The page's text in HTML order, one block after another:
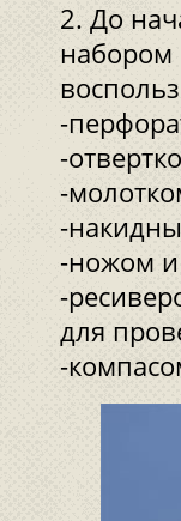
До
набором
-
-
-
-
-ножом и
-
для
-